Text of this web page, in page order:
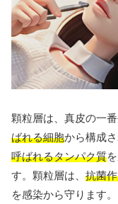
顆粒層は、真皮の一番
ばれる細胞から構成
呼ばれるタンパク質
す。顆粒層は、 抗菌
を感染から守ります。